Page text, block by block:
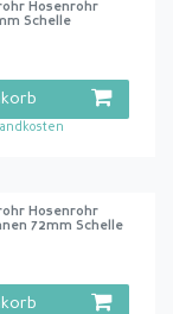
Hosenrohr
Schelle
Hosenrohr
72mm Schelle